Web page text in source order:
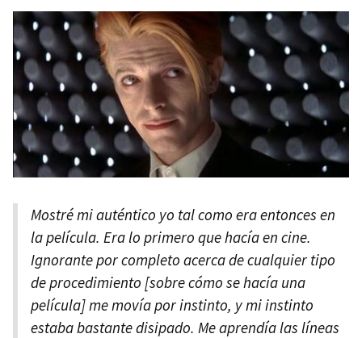
Mostré mi auténtico yo tal como era entonces en
la película. Era lo primero que hacía en cine.
Ignorante por completo acerca de cualquier tipo
de procedimiento [sobre cómo se hacía una
película] me movía por instinto, y mi instinto
estaba bastante disipado. Me aprendía las líneas